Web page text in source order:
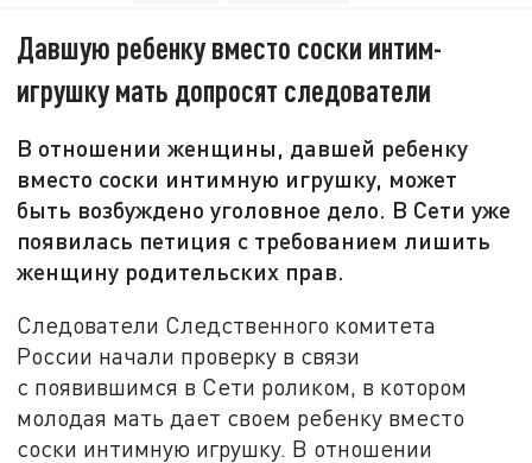
Давшую ребенку вместо соски интим-
игрушку мать допросят следователи
В отношении женщины, давшей ребенку
вместо соски интимную игрушку, может
быть возбуждено уголовное дело. В Сети уже
появилась петиция с требованием лишить
женщину родительских прав.
Следователи Следственного комитета
России начали проверку в связи
с появившимся в Сети роликом, в котором
молодая мать дает своем ребенку вместо
соски интимную игрушку. В отношении